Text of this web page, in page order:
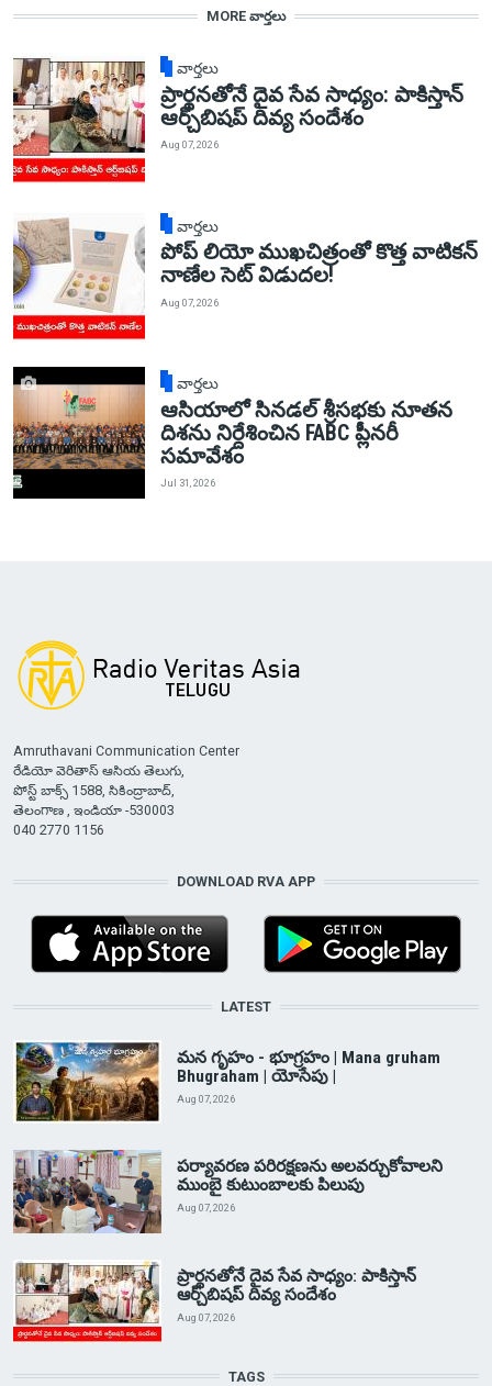
MORE వార్తలు
వార్తలు
ప్రార్థనతోనే దైవ సేవ సాధ్యం: పాకిస్తాన్‌
ఆర్చ్‌బిషప్ దివ్య సందేశం
Aug 07, 2026
వార్తలు
పోప్ లియో ముఖచిత్రంతో కొత్త వాటికన్
నాణేల సెట్ విడుదల!
Aug 07, 2026
వార్తలు
ఆసియాలో సినడల్ శ్రీసభకు నూతన
దిశను నిర్దేశించిన FABC ప్లీనరీ
సమావేశం
Jul 31, 2026
Amruthavani Communication Center
రేడియో వెరితాస్ ఆసియ తెలుగు,
పోస్ట్ బాక్స్ 1588, సికింద్రాబాద్,
తెలంగాణ , ఇండియా -530003
040 2770 1156
DOWNLOAD RVA APP
LATEST
మన గృహం - భూగ్రహం | Mana gruham
Bhugraham | యోసేపు |
Aug 07, 2026
పర్యావరణ పరిరక్షణను అలవర్చుకోవాలని
ముంబై కుటుంబాలకు పిలుపు
Aug 07, 2026
ప్రార్థనతోనే దైవ సేవ సాధ్యం: పాకిస్తాన్‌
ఆర్చ్‌బిషప్ దివ్య సందేశం
Aug 07, 2026
TAGS